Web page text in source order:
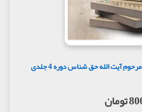
آیت الله حق شناس دوره 4 جلدی